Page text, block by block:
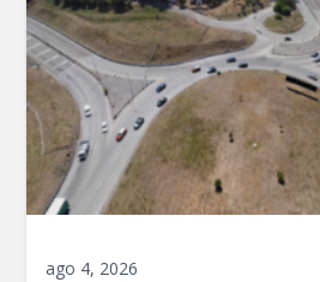
ago 4, 2026